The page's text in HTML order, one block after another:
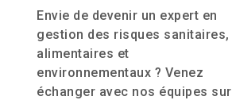
Envie de devenir un expert en
gestion des risques sanitaires,
alimentaires et
environnementaux ? Venez
échanger avec nos équipes sur